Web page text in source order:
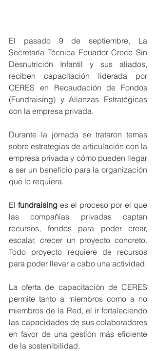
El pasado 9 de septiembre, La
Secretaría Técnica Ecuador Crece Sin
Desnutrición Infantil y sus aliados,
reciben capacitación liderada por
(Fundraising) y Alianzas Estratégicas
con la empresa privada.
Durante la jornada se trataron temas
sobre estrategias de articulación con la
empresa privada y cómo pueden llegar
a ser un beneficio para la organización
que lo requiera.
El fundraising es el proceso por el que
las compañías privadas captan
recursos, fondos para poder crear,
escalar, crecer un proyecto concreto.
Todo proyecto requiere de recursos
para poder llevar a cabo una actividad.
La oferta de capacitación de CERES
permite tanto a miembros como a no
miembros de la Red, el ir fortaleciendo
las capacidades de sus colaboradores
en favor de una gestión más eficiente
de la sostenibilidad.